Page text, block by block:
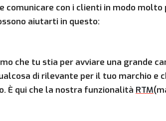
con i clienti in modo molto
aiutarti in questo:
che tu stia per avviare una grande
di rilevante per il tuo marchio e
È qui che la nostra funzionalità RTM